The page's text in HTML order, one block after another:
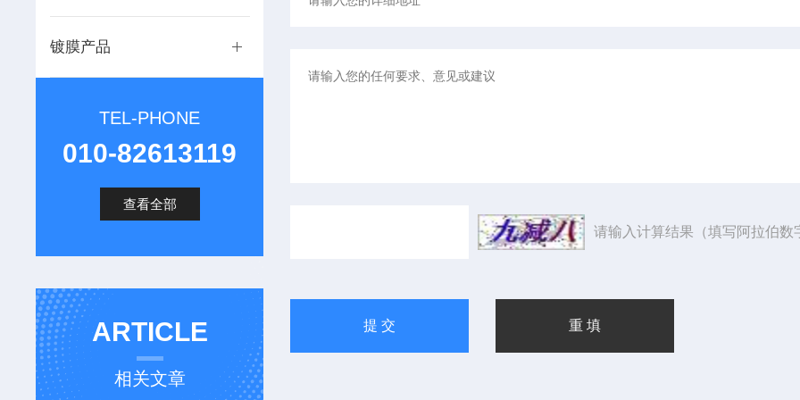
镀膜产品
TEL-PHONE
010-82613119
查看全部
ARTICLE
相关文章
请输入计算结果（填写阿拉伯数